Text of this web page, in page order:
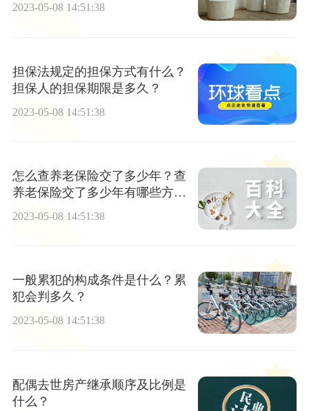
2023-05-08 14:51:38
担保法规定的担保方式有什么？
担保人的担保期限是多久？
2023-05-08 14:51:38
怎么查养老保险交了多少年？查
养老保险交了多少年有哪些方
2023-05-08 14:51:38
一般累犯的构成条件是什么？累
犯会判多久？
2023-05-08 14:51:38
配偶去世房产继承顺序及比例是
什么？